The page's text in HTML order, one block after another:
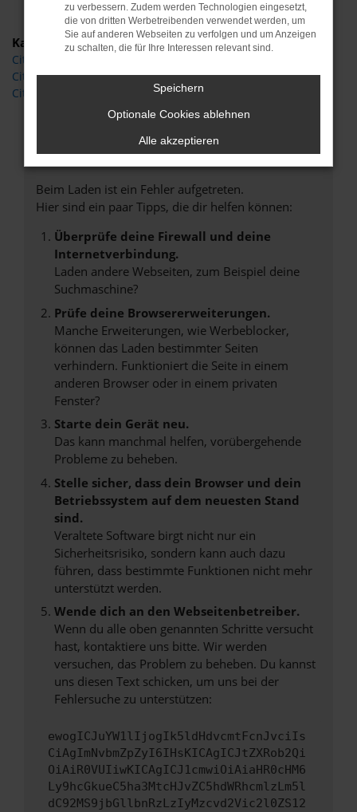
Kategorie
Citroen C3 Gebrauchtwagen Oschersleben
Citroen C3 Oschersleben
Citroen C3 Neuwagen Oschersleben
Fehler: Network Error
Beim Laden ist ein Fehler aufgetreten.
Hier sind ein paar Tipps, die dir helfen können:
Überprüfe deine Firewall und deine
Internetverbindung.
Laden andere Webseiten, zum Beispiel deine
Suchmaschine?
Prüfe deine Browsererweiterungen.
Manche Erweiterungen, wie Werbeblocker,
können das Laden bestimmter Seiten
verhindern. Funktioniert die Seite in einem
anderen Browser oder in einem privaten
Fenster?
Starte dein Gerät neu.
Das kann manchmal helfen, vorübergehende
Probleme zu beheben.
Stelle sicher, dass dein Browser und dein
Betriebssystem auf dem neuesten Stand
sind.
Veraltete Software birgt nicht nur ein
Sicherheitsrisiko, sondern kann auch dazu
führen, dass bestimmte Funktionen nicht mehr
unterstützt werden.
Wende dich an den Webseitenbetreiber.
Wenn du alle oben genannten Schritte versucht
hast, kontaktiere uns bitte. Wir werden
versuchen, das Problem zu beheben. Du kannst
uns diesen Text schicken, um uns bei der
Fehlersuche zu unterstützen:
ewogICJuYW1lIjogIk5ldHdvcmtFcnJvciIs
CiAgImNvbmZpZyI6IHsKICAgICJtZXRob2Qi
OiAiR0VUIiwKICAgICJ1cmwiOiAiaHR0cHM6
Ly9hcGkueC5ha3MtcHJvZC5hdWRhcmlzLm5l
dC92MS9jbGllbnRzLzIyMzcvd2Vic2l0ZS12
zu verbessern. Zudem werden Technologien eingesetzt,
die von dritten Werbetreibenden verwendet werden, um
Sie auf anderen Webseiten zu verfolgen und um Anzeigen
zu schalten, die für Ihre Interessen relevant sind.
Speichern
Optionale Cookies ablehnen
Alle akzeptieren